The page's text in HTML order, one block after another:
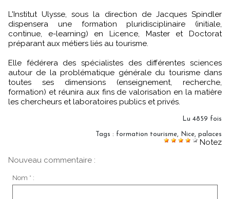
L'Institut Ulysse, sous la direction de Jacques Spindler
dispensera une formation pluridisciplinaire (initiale,
continue, e-learning) en Licence, Master et Doctorat
préparant aux métiers liés au tourisme.
Elle fédérera des spécialistes des différentes sciences
autour de la problématique générale du tourisme dans
toutes ses dimensions (enseignement, recherche,
formation) et réunira aux fins de valorisation en la matière
les chercheurs et laboratoires publics et privés.
Lu 4859 fois
Tags : formation tourisme Nice palaces
Notez
Nouveau commentaire :
Nom * :